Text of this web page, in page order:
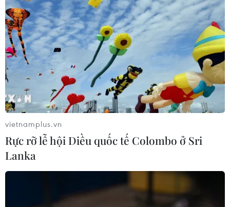
Foxconn đạt doanh thu cao kỷ lục
nhờ nhu cầu mạnh đối với AI
05/08/2026 13:41
Hãng Walt Disney ký thỏa thuận
chưa từng có tiền lệ với TikTok
05/08/2026 13:31
Cảng hàng không Quảng Trị tăng
tốc, hướng tới mục tiêu khai thác
cuối năm 2026
vietnamplus.vn
Rực rỡ lễ hội Diều quốc tế Colombo ở Sri
Lanka